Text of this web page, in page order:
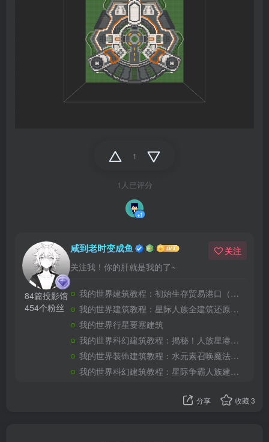
1
1人已评分
+1
84篇投影馆
454个粉丝
咸到老时变成鱼
关注我！你的肝就是我的了~
关注
我的世界建筑教程：初始生存贸易港口（我的世界投影）——你要来加入我们的贸易船队嘛？
我的世界建筑教程：星际人族全建筑还原合集（全新投影）——收藏这一个超长合集就够了！
我的世界行星要塞建筑
我的世界科幻建筑教程：揭秘！人族星港（我的世界投影）如何生产大和战列舰！
我的世界装饰建筑教程：水元素召唤魔法书喷泉（我的世界投影）——谁能拒绝一本能召唤水元素的魔法书呢？
我的世界科幻建筑教程：星际争霸人族建筑补全（我的世界投影）——星轨、尖牙炮台与科技反应堆
分享 收藏3